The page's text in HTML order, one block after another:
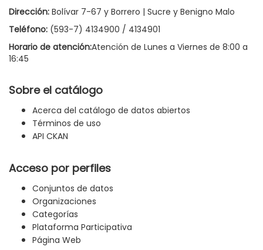
Dirección: Bolívar 7-67 y Borrero | Sucre y Benigno Malo
Teléfono: (593-7) 4134900 / 4134901
Horario de atención:Atención de Lunes a Viernes de 8:00 a
16:45
Sobre el catálogo
Acerca del catálogo de datos abiertos
Términos de uso
API CKAN
Acceso por perfiles
Conjuntos de datos
Organizaciones
Categorías
Plataforma Participativa
Página Web